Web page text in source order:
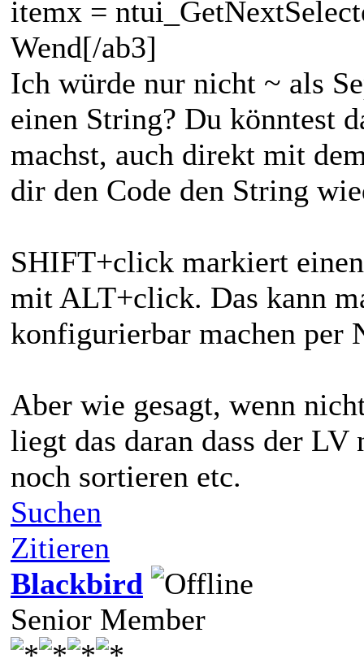
itemx =
Wend[/ab3]
Ich würde nur nicht ~ als
einen String? Du könntest
machst, auch direkt mit
dir den Code den String
SHIFT+click markiert
mit ALT+click. Das kann
konfigurierbar machen per
Aber wie gesagt, wenn
liegt das daran dass der
noch sortieren etc.
Suchen
Zitieren
Blackbird
Senior Member